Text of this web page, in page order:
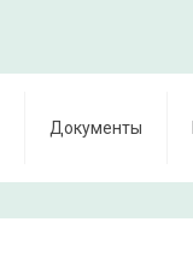
Документы